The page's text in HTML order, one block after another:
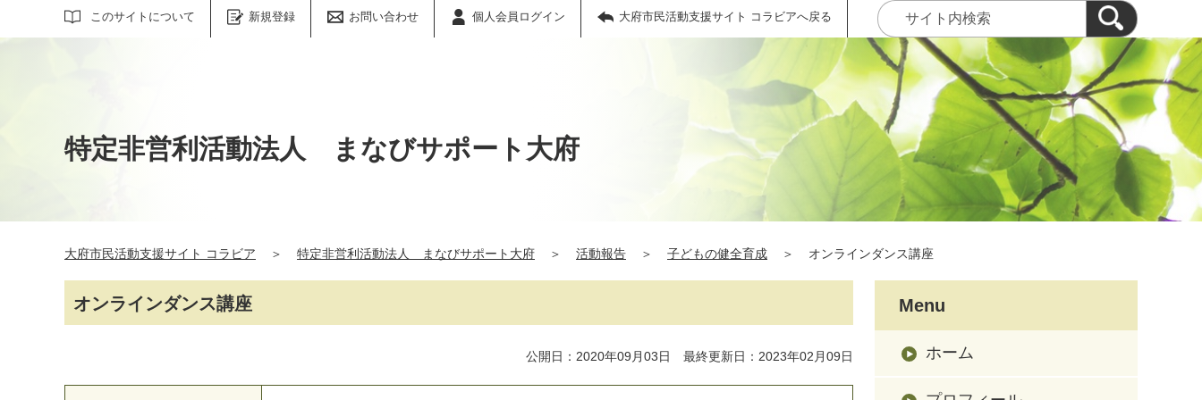
このサイトについて 新規登録 お問い合わせ 個人会員ログイン 大府市民活動支援サイト コラビアへ戻る
サイト内検索
特定非営利活動法人 まなびサポート大府
大府市民活動支援サイト コラビア ＞ 特定非営利活動法人 まなびサポート大府 ＞ 活動報告 ＞ 子どもの健全育成 ＞ オンラインダンス講座
オンラインダンス講座
公開日：2020年09月03日 最終更新日：2023年02月09日
Menu
ホーム